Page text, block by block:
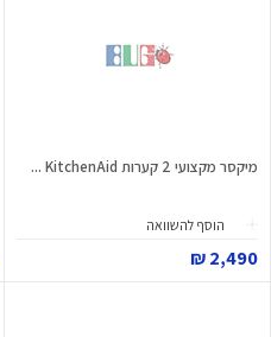
מיקסר מקצועי 2 קערות KitchenAid ...
הוסף להשוואה
2,490 ₪